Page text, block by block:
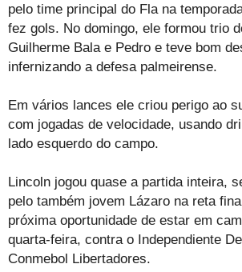
pelo time principal do Fla na
fez gols. No domingo, ele formou trio
Guilherme Bala e Pedro e teve bom
infernizando a defesa palmeirense.
Em vários lances ele criou perigo ao
com jogadas de velocidade, usando
lado esquerdo do campo.
Lincoln jogou quase a partida inteira,
pelo também jovem Lázaro na reta
próxima oportunidade de estar em
quarta-feira, contra o Independiente
Conmebol Libertadores.